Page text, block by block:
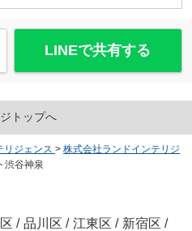
LINEで共有する
トップへ
リジェンス > 株式会社ランドインテリジ
渋谷神泉
/ 品川区 / 江東区 / 新宿区 /